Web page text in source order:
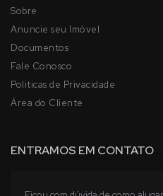
Sobre
Anuncie seu Imóvel
Documentos
Fale Conosco
Politicas de Privacidade
Área do Cliente
ENTRAMOS EM CONTATO